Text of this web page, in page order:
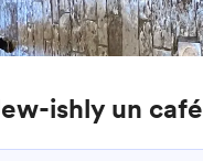
ishly un café